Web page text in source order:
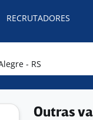
RECRUTADORES
Outras